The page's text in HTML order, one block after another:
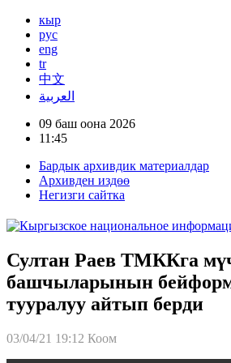
кыр
рус
eng
tr
中文
العربية
09 баш оона 2026
11:45
Бардык архивдик материалдар
Архивден издөө
Негизги сайтка
Султан Раев ТМККга
башчыларынын
тууралуу айтып берди
03/04/21 19:12 Коом